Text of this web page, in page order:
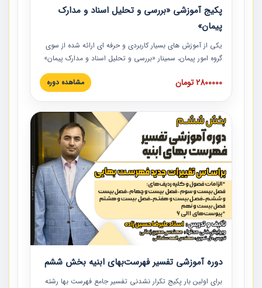
پکیج آموزشی «بررسی و تحلیل اسناد و مدارک
پیمان»
یکی از آموزش‏‏‏‏‏‏ های بسیار کاربردی و حرفه‏ ای ارائه شده از سوی
گروه امور پیمان، سمینار «بررسی و تحلیل اسناد و مدارک پیمان»
است که در دانشگاه صنعتی شریف ارائه شد. در این آموزش
نکات کلیدی مربوط به اسناد و مدارک پیمان، اولویت بندی اسناد
پیمان به همراه تجربیات عملی در این خصوص ارائه شده است.
2800000 تومان مشاهده دوره
دوره آموزشی تفسیر فهرست‌بهای ابنیه بخش ششم
برای اولین بار پکیج تکرار نشدنی تفسیر جامع فهرست بها رشته